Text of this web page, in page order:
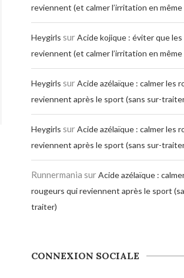
reviennent (et calmer l’irritation en
Heygirls surAcide kojique : éviter que
reviennent (et calmer l’irritation en
Heygirls surAcide azélaïque : calmer les
reviennent après le sport (sans sur-
Heygirls surAcide azélaïque : calmer les
reviennent après le sport (sans sur-
Runnermania surAcide azélaïque :
rougeurs qui reviennent après le sport
traiter)
CONNEXION SOCIALE